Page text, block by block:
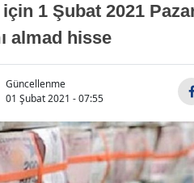
için 1 Şubat 2021
almad hisse
Güncellenme
01 Şubat 2021 - 07:55